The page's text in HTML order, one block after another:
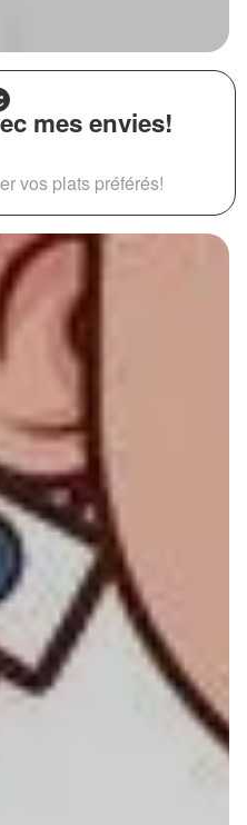
mes envies!
vos plats préférés!